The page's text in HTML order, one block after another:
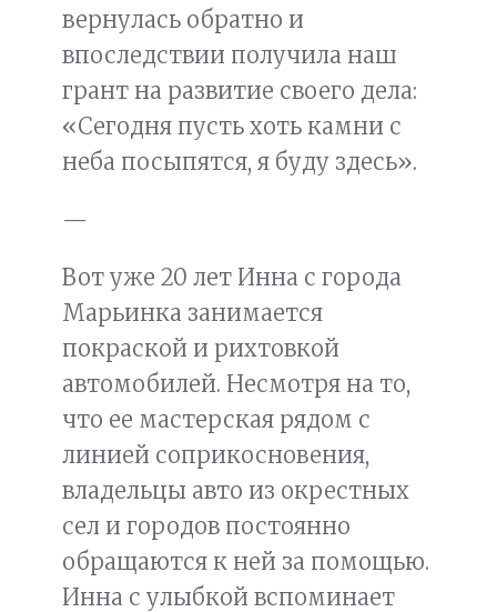
вернулась обратно и
впоследствии получила наш
грант на развитие своего дела:
«Сегодня пусть хоть камни с
неба посыпятся, я буду здесь».
—
Вот уже 20 лет Инна с города
Марьинка занимается
покраской и рихтовкой
автомобилей. Несмотря на то,
что ее мастерская рядом с
линией соприкосновения,
владельцы авто из окрестных
сел и городов постоянно
обращаются к ней за помощью.
Инна с улыбкой вспоминает